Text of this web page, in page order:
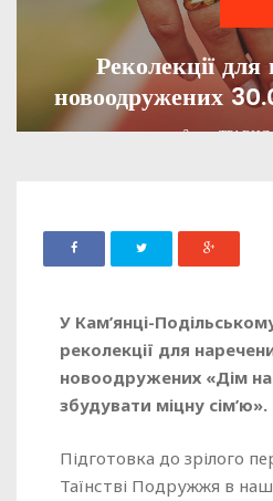
Реколекції
новоодружених
ADMIN 12
У Кам’янці-
реколекції для
новоодружених «Дім на
збудувати міцну сім’ю».
Підготовка до зрілого
Таїнстві Подружжя в